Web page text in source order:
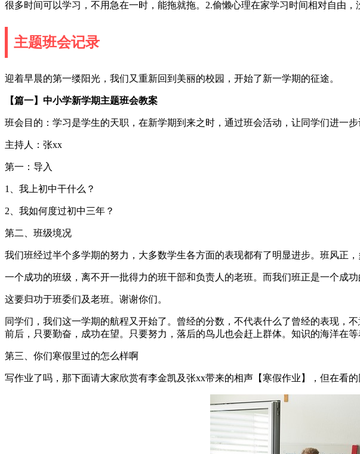
很多时间可以学习，不用急在一时，能拖就拖。2.偷懒心理在家学习时间相对自由
主题班会记录
迎着早晨的第一缕阳光，我们又重新回到美丽的校园，开始了新一学期的征途。
【篇一】中小学新学期主题班会教案
班会目的：学习是学生的天职，在新学期到来之时，通过班会活动，让同学们进一
主持人：张xx
第一：导入
1、我上初中干什么？
2、我如何度过初中三年？
第二、班级境况
我们班经过半个多学期的努力，大多数学生各方面的表现都有了明显进步。班风正
一个成功的班级，离不开一批得力的班干部和负责人的老班。而我们班正是一个成功
这要归功于班委们及老班。谢谢你们。
同学们，我们这一学期的航程又开始了。曾经的分数，不代表什么了曾经的表现，
前后，只要勤奋，成功在望。只要努力，落后的鸟儿也会赶上群体。知识的海洋在
第三、你们寒假里过的怎么样啊
写作业了吗，那下面请大家欣赏有李金凯及张xx带来的相声【寒假作业】，但在看